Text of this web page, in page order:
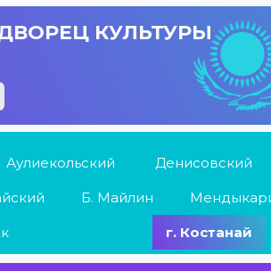
КУЛЬТУРЫ
Аулиекольский Денисовский
Б. Майлин
г. Костанай